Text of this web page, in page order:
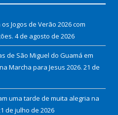
Jogos de Verão 2026 com
4 de agosto de 2026
de São Miguel do Guamá em
Marcha para Jesus 2026. 21 de
uma tarde de muita alegria na
de julho de 2026